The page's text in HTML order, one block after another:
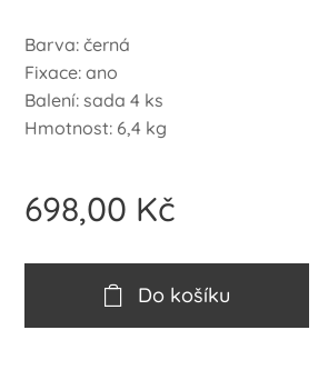
Barva: černá
Fixace: ano
Balení: sada 4 ks
Hmotnost: 6,4 kg
698,00 Kč
Do košíku